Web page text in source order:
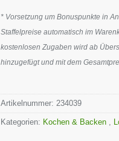
* Vorsetzung um Bonuspunkte in
Staffelpreise automatisch im
kostenlosen Zugaben wird ab
hinzugefügt und mit dem
Artikelnummer: 234039
Kategorien: Kochen & Backen